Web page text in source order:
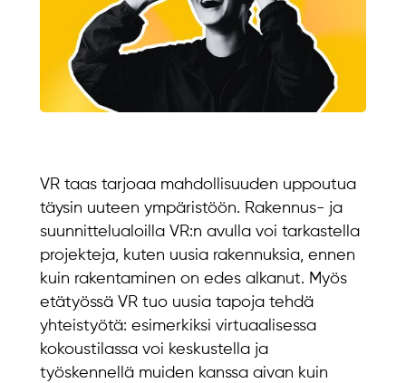
VR taas tarjoaa mahdollisuuden uppoutua
täysin uuteen ympäristöön. Rakennus- ja
suunnittelualoilla VR:n avulla voi tarkastella
projekteja, kuten uusia rakennuksia, ennen
kuin rakentaminen on edes alkanut. Myös
etätyössä VR tuo uusia tapoja tehdä
yhteistyötä: esimerkiksi virtuaalisessa
kokoustilassa voi keskustella ja
työskennellä muiden kanssa aivan kuin